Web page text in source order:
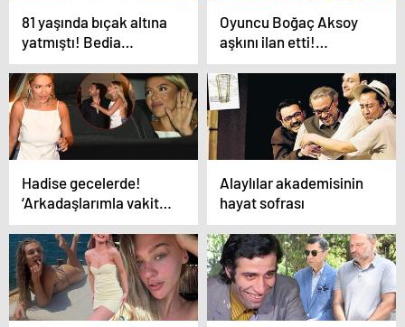
81 yaşında bıçak altına
yatmıştı! Bedia
Akartürk estetik
sonrası ilk kez sahnede
Oyuncu Boğaç Aksoy
aşkını ilan etti!
‘Sevdiğim kadın’
Hadise gecelerde!
‘Arkadaşlarımla vakit
geçirdim’
Alaylılar akademisinin
hayat sofrası